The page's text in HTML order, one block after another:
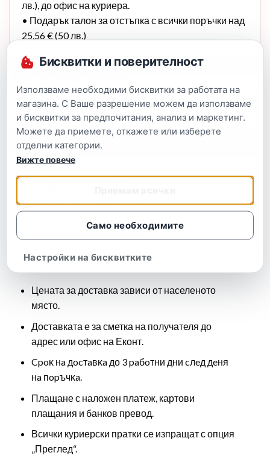
лв.), до офис на куриера.
• Подарък талон за отстъпка с всички поръчки над
25,56 € (50 лв.)
Описание
Производител:Авис-БГ
Размер на пъзела:46/31 см
Размер на кутията:
27,5/21,5/4,8 см.
Цена и доставка:
Цената за доставка зависи от населеното
място.
Доставката е за сметка на получателя до
адрес или офис на Еконт.
Cpoĸ нa дocтaвĸa до 3 paбoтни дни cлeд дeня
нa пopъчĸa.
Плащане с наложен платеж, картови
плащания и банков превод.
Всички куриерски пратки се изпращат с опция
„Преглед“.
Бисквитки и поверителност
Използваме необходими бисквитки за работата на
магазина. С Ваше разрешение можем да използваме
и бисквитки за предпочитания, анализ и маркетинг.
Можете да приемете, откажете или изберете
отделни категории.
Само необходимите
Настройки на бисквитките
Вижте повече